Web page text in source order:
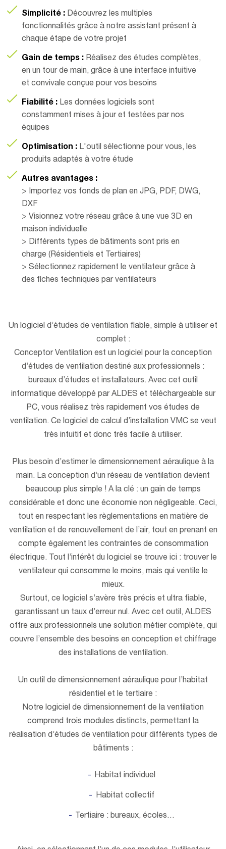
Simplicité : Découvrez les multiples
fonctionnalités grâce à notre assistant présent à
chaque étape de votre projet
Gain de temps : Réalisez des études complètes,
en un tour de main, grâce à une interface intuitive
et convivale conçue pour vos besoins
Fiabilité : Les données logiciels sont
constamment mises à jour et testées par nos
équipes
Optimisation : L'outil sélectionne pour vous, les
produits adaptés à votre étude
Autres avantages :
> Importez vos fonds de plan en JPG, PDF, DWG,
DXF
> Visionnez votre réseau grâce à une vue 3D en
maison individuelle
> Différents types de bâtiments sont pris en
charge (Résidentiels et Tertiaires)
> Sélectionnez rapidement le ventilateur grâce à
des fiches techniques par ventilateurs
Un logiciel d’études de ventilation fiable, simple à utiliser et
complet :
Conceptor Ventilation est un logiciel pour la conception
d’études de ventilation destiné aux professionnels :
bureaux d’études et installateurs. Avec cet outil
informatique développé par ALDES et téléchargeable sur
PC, vous réalisez très rapidement vos études de
ventilation. Ce logiciel de calcul d’installation VMC se veut
très intuitif et donc très facile à utiliser.
Plus besoin d’estimer le dimensionnement aéraulique à la
main. La conception d’un réseau de ventilation devient
beaucoup plus simple ! A la clé : un gain de temps
considérable et donc une économie non négligeable. Ceci,
tout en respectant les règlementations en matière de
ventilation et de renouvellement de l’air, tout en prenant en
compte également les contraintes de consommation
électrique. Tout l’intérêt du logiciel se trouve ici : trouver le
ventilateur qui consomme le moins, mais qui ventile le
mieux.
Surtout, ce logiciel s’avère très précis et ultra fiable,
garantissant un taux d’erreur nul. Avec cet outil, ALDES
offre aux professionnels une solution métier complète, qui
couvre l’ensemble des besoins en conception et chiffrage
des installations de ventilation.
Un outil de dimensionnement aéraulique pour l’habitat
résidentiel et le tertiaire :
Notre logiciel de dimensionnement de la ventilation
comprend trois modules distincts, permettant la
réalisation d’études de ventilation pour différents types de
bâtiments :
Habitat individuel
Habitat collectif
Tertiaire : bureaux, écoles…